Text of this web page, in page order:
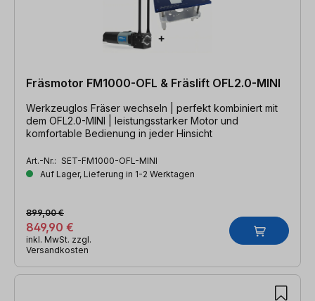
Fräsmotor FM1000-OFL & Fräslift OFL2.0-MINI
Werkzeuglos Fräser wechseln | perfekt kombiniert mit
dem OFL2.0-MINI | leistungsstarker Motor und
komfortable Bedienung in jeder Hinsicht
Art.-Nr.: SET-FM1000-OFL-MINI
Auf Lager, Lieferung in 1-2 Werktagen
849,90 €
899,00 €
inkl. MwSt. zzgl.
Versandkosten